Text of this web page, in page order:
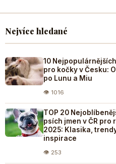
Nejvíce hledané
10
pro kočky v Česku:
po Lunu a Miu
👁 1016
TOP 20
psích jmen v ČR pro
2025: Klasika,
inspirace
👁 253